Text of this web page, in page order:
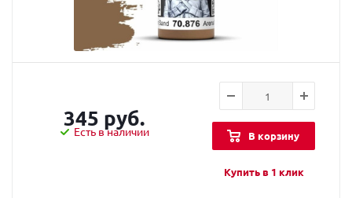
345 руб.
Есть в наличии В корзину
Купить в 1 клик